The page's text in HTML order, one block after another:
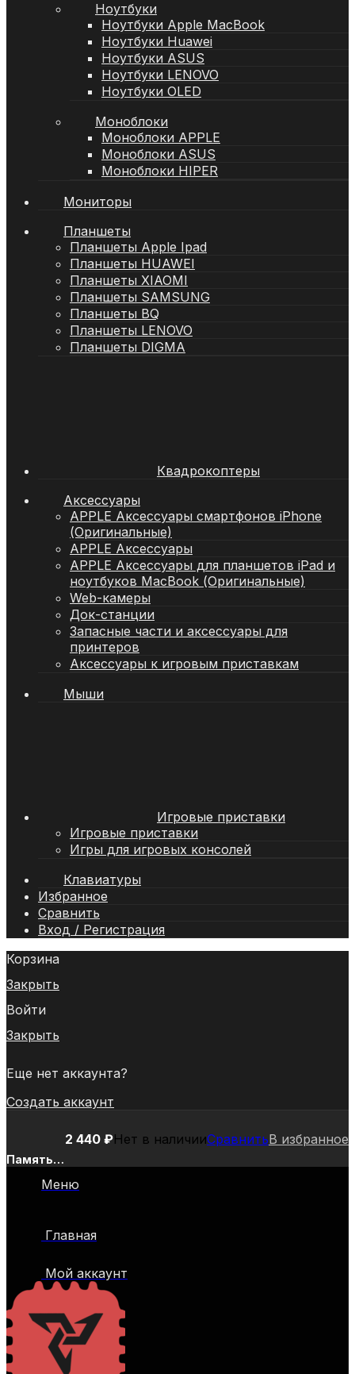
Ноутбуки
Ноутбуки Apple MacBook
Ноутбуки Huawei
Ноутбуки ASUS
Ноутбуки LENOVO
Ноутбуки OLED
Моноблоки
Моноблоки APPLE
Моноблоки ASUS
Моноблоки HIPER
Мониторы
Планшеты
Планшеты Apple Ipad
Планшеты HUAWEI
Планшеты XIAOMI
Планшеты SAMSUNG
Планшеты BQ
Планшеты LENOVO
Планшеты DIGMA
Квадрокоптеры
Аксессуары
APPLE Аксессуары смартфонов iPhone
(Оригинальные)
APPLE Аксессуары
APPLE Аксессуары для планшетов iPad и
ноутбуков MacBook (Оригинальные)
Web-камеры
Док-станции
Запасные части и аксессуары для
принтеров
Аксессуары к игровым приставкам
Мыши
Игровые приставки
Игровые приставки
Игры для игровых консолей
Клавиатуры
Избранное
Сравнить
Вход / Регистрация
Корзина
Закрыть
Войти
Закрыть
Еще нет аккаунта?
Создать аккаунт
Память
Turbine
RTL
Gaming
PC4-
28800
CL18
DIMM
2 440 ₽Нет в наличииСравнитьВ избранное
Меню
Главная
Мой аккаунт